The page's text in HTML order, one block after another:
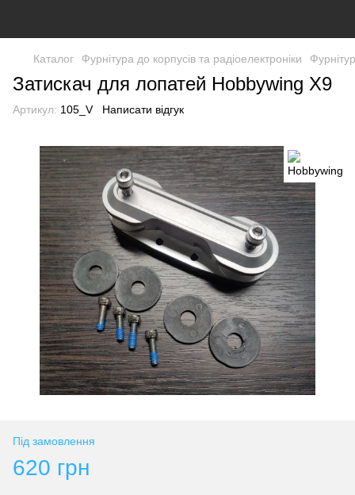
Каталог Фурнітура до корпусів та радіоелектроніки
Затискач для лопатей Hobbywing X9
Артикул: 105_V Написати відгук
Під замовлення
620 грн